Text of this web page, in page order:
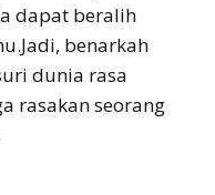
dapat beralih
benarkah
dunia rasa
rasakan seorang